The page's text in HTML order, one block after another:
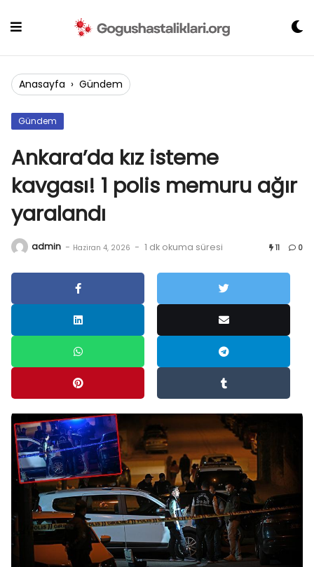
Anasayfa › Gündem
Gündem
Ankara’da kız isteme
kavgası! 1 polis memuru ağır
yaralandı
admin - Haziran 4, 2026 - 1 dk okuma süresi 11 0